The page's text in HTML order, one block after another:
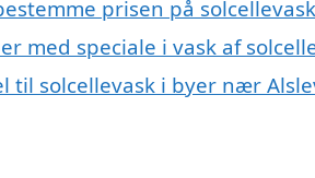
prisen på
med speciale i vask af
til solcellevask i byer nær